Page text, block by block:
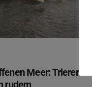
Meer: Trierer